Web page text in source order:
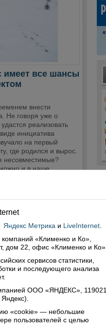
все шансы
внести
Не говоря уже о
реализовать
инициатива
на первый
где родился и вырос.
несовместимые?
и в наше
Яндекс Метрика и LiveInternet
«Клименко и Ко»,
дом 22, офис «Клименко и Ко».
сервисов статистики,
и последующего анализа
ООО «ЯНДЕКС», 119021,
«cookie» — небольшие
пользователей с целью